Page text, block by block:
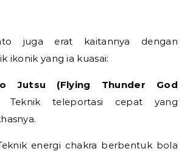
juga erat kaitannya dengan
ikonik yang ia kuasai:
Jutsu (Flying Thunder God
Teknik teleportasi cepat yang
energi chakra berbentuk bola